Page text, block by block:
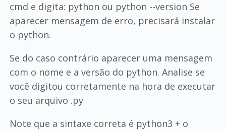
cmd e digita: python ou python --version Se
aparecer mensagem de erro, precisará instalar
o python.
Se do caso contrário aparecer uma mensagem
com o nome e a versão do python. Analise se
você digitou corretamente na hora de executar
o seu arquivo .py
Note que a sintaxe correta é python3 + o